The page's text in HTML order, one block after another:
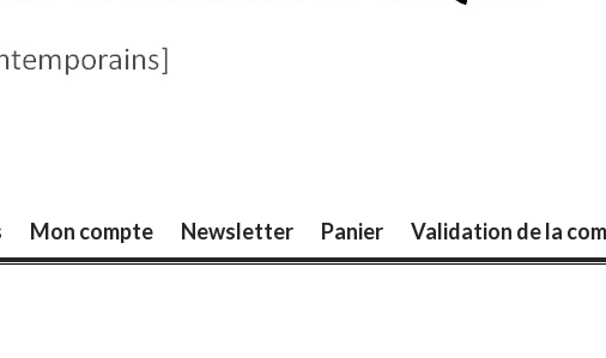
Mon compte Newsletter Panier Validation de la